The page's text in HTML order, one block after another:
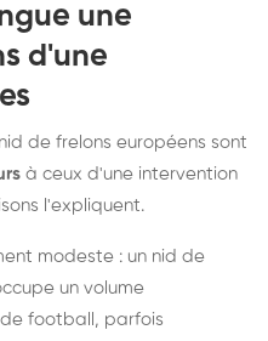
une
d'une
de frelons européens sont
à ceux d'une intervention
l'expliquent.
modeste : un nid de
un volume
football, parfois